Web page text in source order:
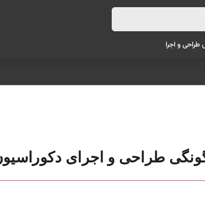
و اجرا
طراحی و اجرای